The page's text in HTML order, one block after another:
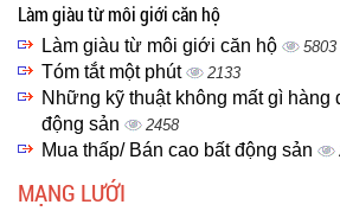
Làm giàu từ môi giới căn hộ
Làm giàu từ môi giới căn hộ 5803
Tóm tắt một phút 2133
Những kỹ thuật không mất gì
động sản
2458
Mua thấp/ Bán cao bất động sản
MẠNG LƯỚI